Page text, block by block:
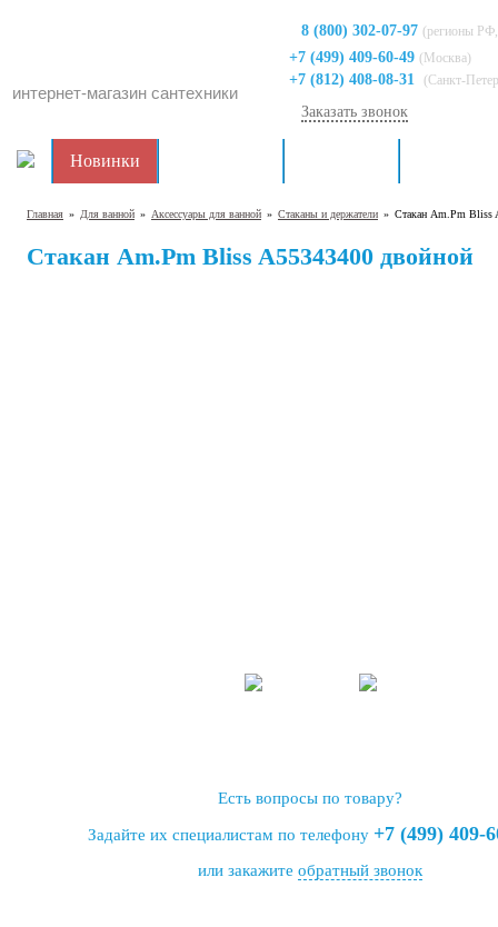
интернет-магазин сантехники
8 (800) 302-07-97 (регионы
+7 (499) 409-60-49 (Москва)
+7 (812) 408-08-31 (Санкт-
Заказать звонок
Новинки
Главная » Для ванной » Аксессуары для ванной » Стаканы и держатели » Стакан Am.Pm Bliss
Стакан Am.Pm Bliss A55343400 двойной
Есть вопросы по товару?
Задайте их специалистам по телефону +7 (499) 409-
или закажите обратный звонок